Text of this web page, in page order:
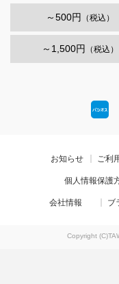
～500円 （税込）
～1,500円 （税込）
お知らせ ご利
個人情報保護
会社情報 ブ
Copyright